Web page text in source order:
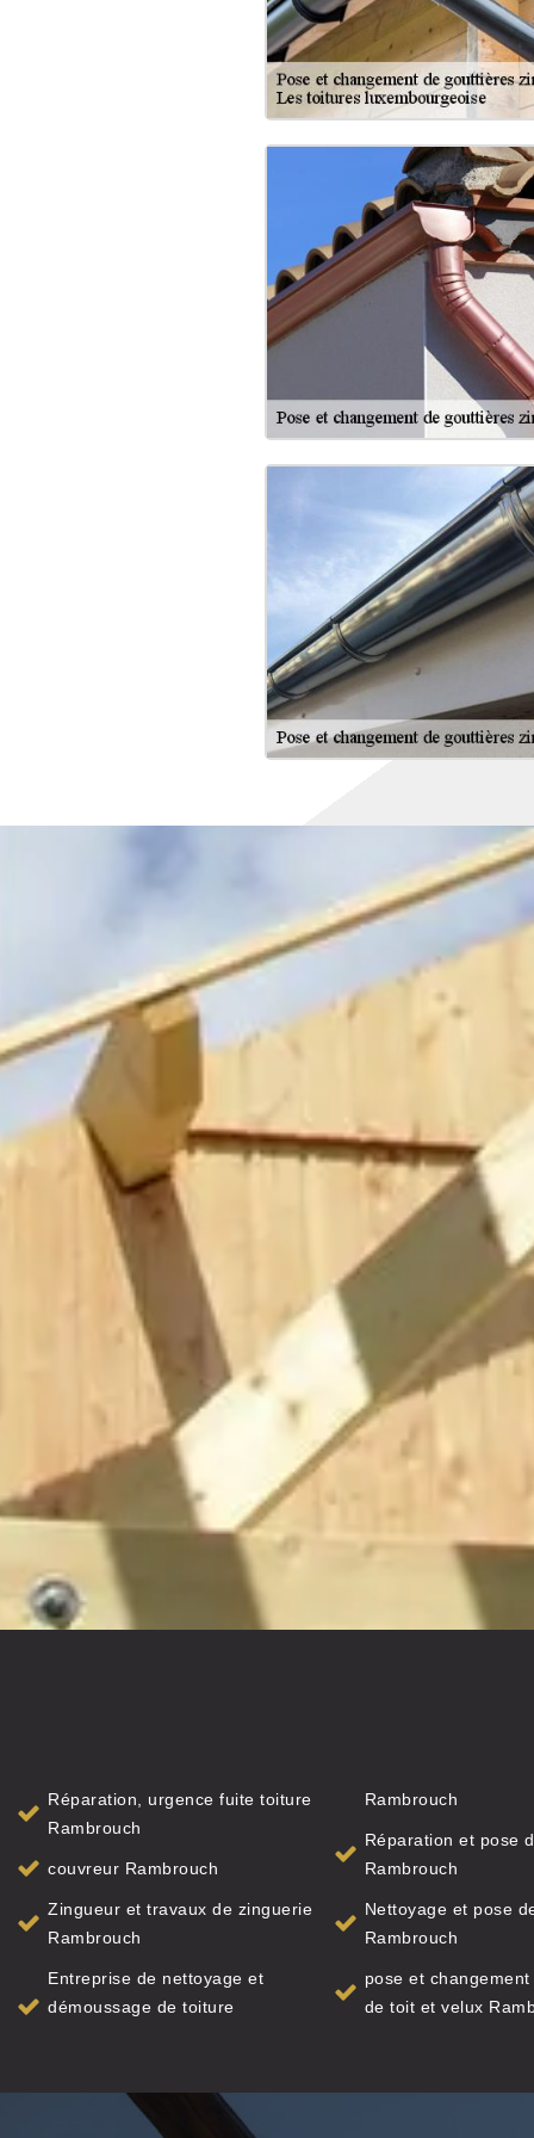
Réparation, urgence fuite toiture
Rambrouch
couvreur Rambrouch
Zingueur et travaux de zinguerie
Rambrouch
Entreprise de nettoyage et
démoussage de toiture
Rambrouch
Réparation et pose
Rambrouch
Nettoyage et pose
Rambrouch
pose et
de toit et velux